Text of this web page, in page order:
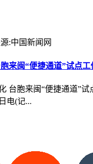
:中国新闻网
来闽“便捷通道”试点工
胞来闽“便捷通道”试
电(记...